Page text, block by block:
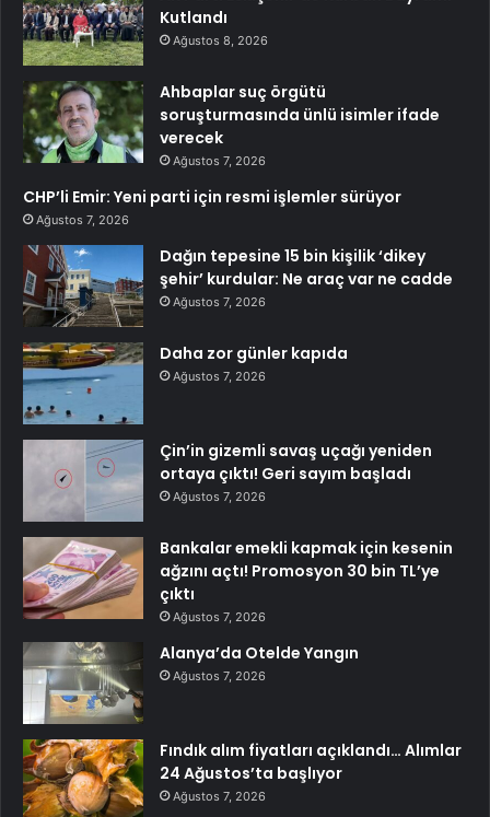
Kutlandı
Ağustos 8, 2026
Ahbaplar suç örgütü
soruşturmasında ünlü isimler ifade
verecek
Ağustos 7, 2026
CHP’li Emir: Yeni parti için resmi işlemler sürüyor
Ağustos 7, 2026
Dağın tepesine 15 bin kişilik ‘dikey
şehir’ kurdular: Ne araç var ne cadde
Ağustos 7, 2026
Daha zor günler kapıda
Ağustos 7, 2026
Çin’in gizemli savaş uçağı yeniden
ortaya çıktı! Geri sayım başladı
Ağustos 7, 2026
Bankalar emekli kapmak için kesenin
ağzını açtı! Promosyon 30 bin TL’ye
çıktı
Ağustos 7, 2026
Alanya’da Otelde Yangın
Ağustos 7, 2026
Fındık alım fiyatları açıklandı… Alımlar
24 Ağustos’ta başlıyor
Ağustos 7, 2026